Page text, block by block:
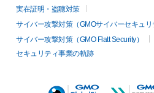
実在証明・盗聴対策
サイバー攻撃対策（GMOサイバーセキュリ
サイバー攻撃対策（GMO Flatt Security）
セキュリティ事業の軌跡